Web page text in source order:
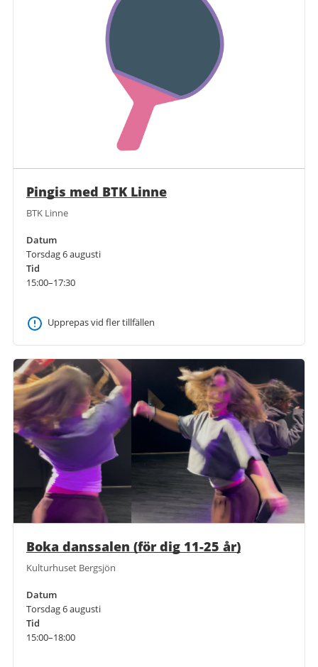
Pingis med BTK Linne
BTK Linne
Datum
Torsdag 6 augusti
Tid
15:00–17:30
Upprepas vid fler tillfällen
Boka danssalen (för dig 11-25 år)
Kulturhuset Bergsjön
Datum
Torsdag 6 augusti
Tid
15:00–18:00